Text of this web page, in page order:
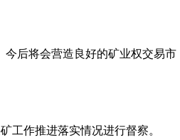
后将会营造良好的矿业权交易市
工作推进落实情况进行督察。